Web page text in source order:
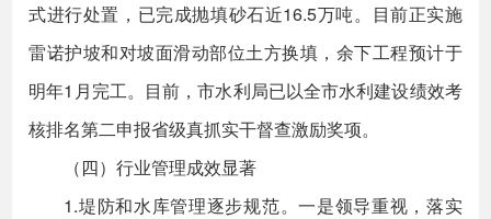
式进行处置，已完成抛填砂石近16.5万吨。目前正实施
雷诺护坡和对坡面滑动部位土方换填，余下工程预计于
明年1月完工。目前，市水利局已以全市水利建设绩效考
核排名第二申报省级真抓实干督查激励奖项。
（四）行业管理成效显著
1.堤防和水库管理逐步规范。一是领导重视，落实